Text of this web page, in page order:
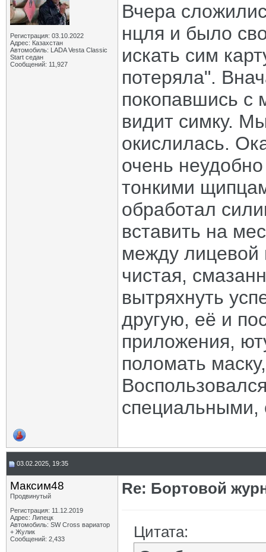
Регистрация: 03.10.2022
Адрес: Казахстан
Автомобиль: LADA Vesta Classic
Start седан
Сообщений: 11,927
Вчера
нцля и было
искать сим
потеряла".
покопавшись с
видит симку.
окислилась.
очень
тонкими
обработал
вставить на
между лицевой
чистая,
вытряхнуть
другую, её и
приложения,
поломать
специальными,
03.02.2025, 19:35
Максим48
Продвинутый
Регистрация: 11.12.2019
Адрес: Липецк
Автомобиль: SW Cross вариатор
+ Жулик
Сообщений: 2,433
Re: Бортовой
Цитата: